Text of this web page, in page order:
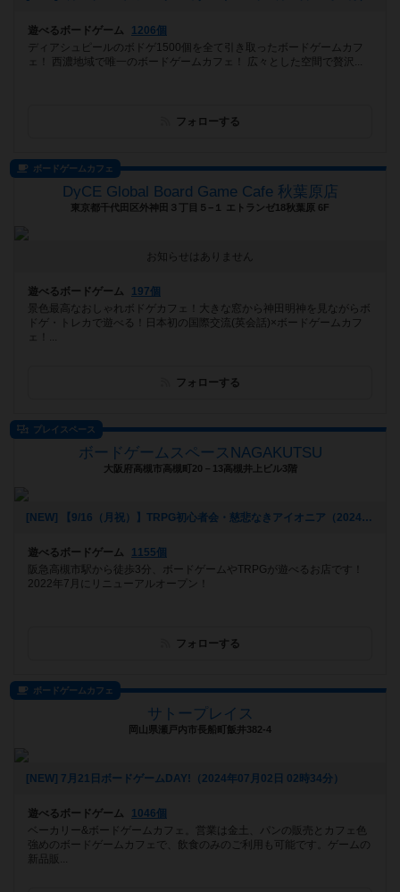
遊べるボードゲーム
1206個
ディアシュピールのボドゲ1500個を全て引き取ったボードゲームカフ
ェ！ 西濃地域で唯一のボードゲームカフェ！ 広々とした空間で贅沢...
フォローする
ボードゲームカフェ
DyCE Global Board Game Cafe 秋葉原店
東京都千代田区外神田３丁目５−１ エトランゼ18秋葉原 6F
お知らせはありません
遊べるボードゲーム
197個
景色最高なおしゃれボドゲカフェ！大きな窓から神田明神を見ながらボ
ドゲ・トレカで遊べる！日本初の国際交流(英会話)×ボードゲームカフ
ェ！...
フォローする
プレイスペース
ボードゲームスペースNAGAKUTSU
大阪府高槻市高槻町20－13高槻井上ビル3階
[NEW] 【9/16（月祝）】TRPG初心者会・慈悲なきアイオニア（2024年09月07日 22時01分）
遊べるボードゲーム
1155個
阪急高槻市駅から徒歩3分、ボードゲームやTRPGが遊べるお店です！
2022年7月にリニューアルオープン！
フォローする
ボードゲームカフェ
サトープレイス
岡山県瀬戸内市長船町飯井382-4
[NEW] 7月21日ボードゲームDAY!（2024年07月02日 02時34分）
遊べるボードゲーム
1046個
ベーカリー&ボードゲームカフェ。営業は金土、パンの販売とカフェ色
強めのボードゲームカフェで、飲食のみのご利用も可能です。ゲームの
新品販...